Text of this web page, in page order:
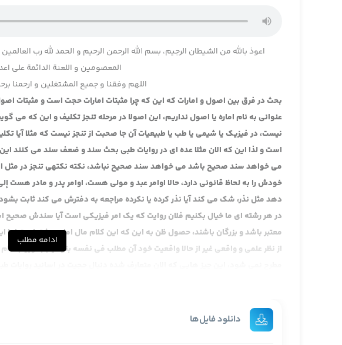
اعوذ بالله من الشیطان الرجیم، بسم الله الرحمن الرحیم و الحمد لله رب
المعصومین و اللعنة الدائمة علی
اللهم وفقنا و جمیع المشتغلین و ارحمنا
بحث در فرق بین اصول و امارات که این که چرا مثبتات امارات حجت است و مثبتات
عنوانی به نام اماره یا اصول نداریم، این اصولا در مرحله تنجز تکلیف و این که می
نیست، در فیزیک یا شیمی یا طب یا طبیعیات آن جا صحبت از تنجز نیست که مثلا آیا
است و لذا این که الان مثلا عده ای در روایات طبی بحث سند و ضعف سند می کنند
می خواهد سند صحیح باشد می خواهد سند صحیح نباشد، نکته نکته­ی تنجز در مثل
خودش را به لحاظ قانونی دارد، حالا اوامر عبد و مولی هست، اوامر پدر و مادر
دهد مثل نذر، شک می کند آیا نذر کرده یا نکرده مراجعه به دفترش می کند ثابت
در هر رشته ای ما خیال بکنیم فلان روایت که یک امر فیزیکی است آیا سندش صحیح
معتبر باشد و بزرگان باشند، حصول ظن به این که این کلام مال امام بیشتر است اما
از نظر علمی و واقعی غیر از حالا واقعیت خود آن مطلب فی نفسه بتوانیم بگوییم
آیت الله مددی: آن که کلا از بحث ما خارج است.
پرسش: اسناد که حداقل می شود، یا به امام صادق اسناد می دهیم یا نمی دهیم
ادامه مطلب
دانلود فایل‌ها